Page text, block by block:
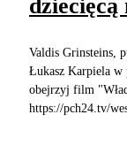
Valdis Grinsteins,
Łukasz Karpiela w
obejrzyj film
https://pch24.tv/